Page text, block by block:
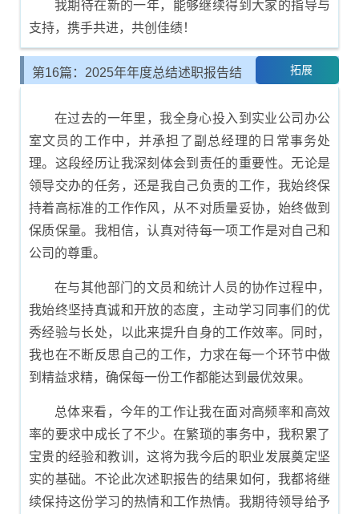
我期待在新的一年，能够继续得到大家的指导与
支持，携手共进，共创佳绩！
第16篇：2025年年度总结述职报告结 拓展
在过去的一年里，我全身心投入到实业公司办公
室文员的工作中，并承担了副总经理的日常事务处
理。这段经历让我深刻体会到责任的重要性。无论是
领导交办的任务，还是我自己负责的工作，我始终保
持着高标准的工作作风，从不对质量妥协，始终做到
保质保量。我相信，认真对待每一项工作是对自己和
公司的尊重。
在与其他部门的文员和统计人员的协作过程中，
我始终坚持真诚和开放的态度，主动学习同事们的优
秀经验与长处，以此来提升自身的工作效率。同时，
我也在不断反思自己的工作，力求在每一个环节中做
到精益求精，确保每一份工作都能达到最优效果。
总体来看，今年的工作让我在面对高频率和高效
率的要求中成长了不少。在繁琐的事务中，我积累了
宝贵的经验和教训，这将为我今后的职业发展奠定坚
实的基础。不论此次述职报告的结果如何，我都将继
续保持这份学习的热情和工作热情。我期待领导给予